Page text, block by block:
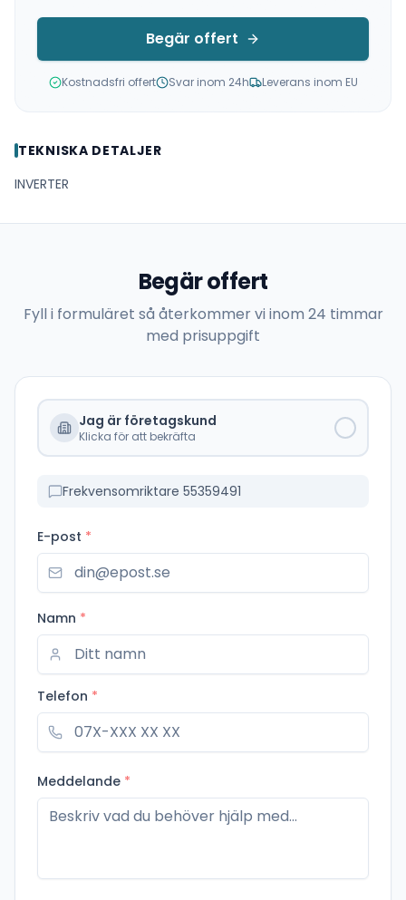
Begär offert
Kostnadsfri offert Svar inom 24h Leverans inom EU
TEKNISKA DETALJER
INVERTER
Begär offert
Fyll i formuläret så återkommer vi inom 24 timmar
med prisuppgift
Jag är företagskund
Klicka för att bekräfta
Frekvensomriktare 55359491
E-post *
Namn *
Telefon *
Meddelande *